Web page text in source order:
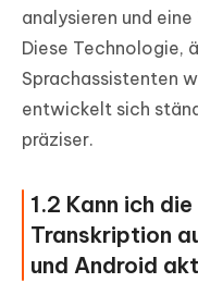
analysieren und
Diese Technologie,
Sprachassistenten
entwickelt sich
präziser.
1.2 Kann ich
Transkription
und Android